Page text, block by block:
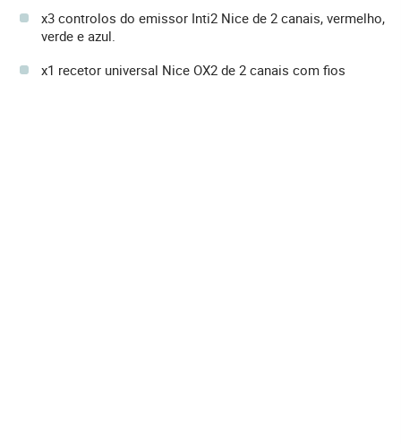
x3 controlos do emissor Inti2 Nice de 2 canais, vermelho,
verde e azul.
x1 recetor universal Nice OX2 de 2 canais com fios